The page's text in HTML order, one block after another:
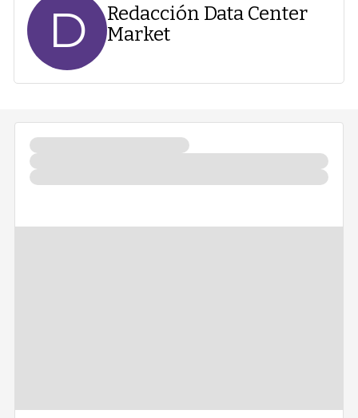
D
Redacción Data Center
Market